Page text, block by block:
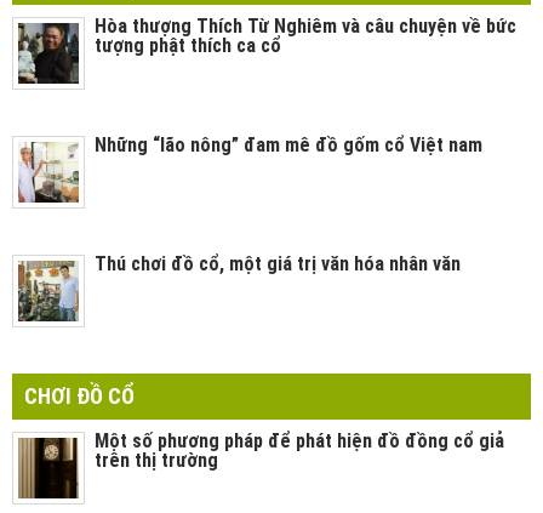
Hòa thượng Thích Từ Nghiêm và câu chuyện về bức
tượng phật thích ca cổ
Những “lão nông” đam mê đồ gốm cổ Việt nam
Thú chơi đồ cổ, một giá trị văn hóa nhân văn
CHƠI ĐỒ CỔ
Một số phương pháp để phát hiện đồ đồng cổ giả
trên thị trường